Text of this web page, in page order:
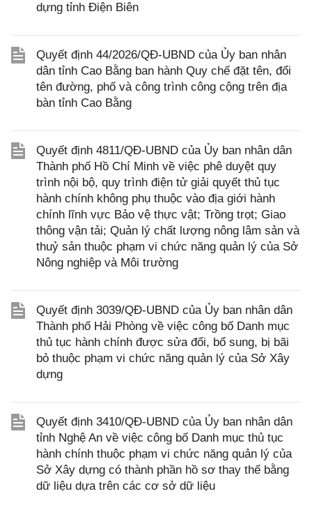
dựng tỉnh Điện Biên
Quyết định 44/2026/QĐ-UBND của Ủy ban nhân
dân tỉnh Cao Bằng ban hành Quy chế đặt tên, đổi
tên đường, phố và công trình công cộng trên địa
bàn tỉnh Cao Bằng
Quyết định 4811/QĐ-UBND của Ủy ban nhân dân
Thành phố Hồ Chí Minh về việc phê duyệt quy
trình nội bộ, quy trình điện tử giải quyết thủ tục
hành chính không phụ thuộc vào địa giới hành
chính lĩnh vực Bảo vệ thực vật; Trồng trọt; Giao
thông vận tải; Quản lý chất lượng nông lâm sản và
thuỷ sản thuộc phạm vi chức năng quản lý của Sở
Nông nghiệp và Môi trường
Quyết định 3039/QĐ-UBND của Ủy ban nhân dân
Thành phố Hải Phòng về việc công bố Danh mục
thủ tục hành chính được sửa đổi, bổ sung, bị bãi
bỏ thuộc phạm vi chức năng quản lý của Sở Xây
dựng
Quyết định 3410/QĐ-UBND của Ủy ban nhân dân
tỉnh Nghệ An về việc công bố Danh mục thủ tục
hành chính thuộc phạm vi chức năng quản lý của
Sở Xây dựng có thành phần hồ sơ thay thế bằng
dữ liệu dựa trên các cơ sở dữ liệu